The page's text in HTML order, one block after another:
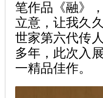
笔作品《融》
立意，让我久
世家第六代传
多年，此次入
一精品佳作。